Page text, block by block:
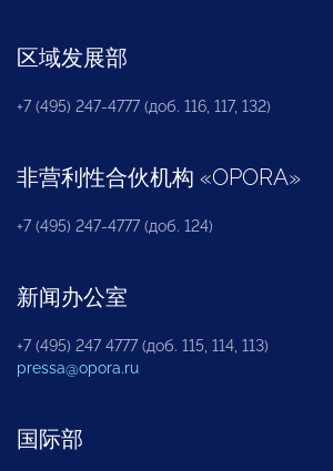
区域发展部
+7 (495) 247-4777 (доб. 116, 117, 132)
非营利性合伙机构 «OPORA»
+7 (495) 247-4777 (доб. 124)
新闻办公室
+7 (495) 247 4777 (доб. 115, 114, 113)
pressa@opora.ru
国际部